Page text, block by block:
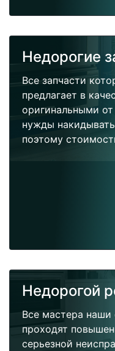
Недорогие
Все запчасти
предлагает в
оригинальными
нужды
поэтому
Недорогой
Все мастера
проходят
серьезной